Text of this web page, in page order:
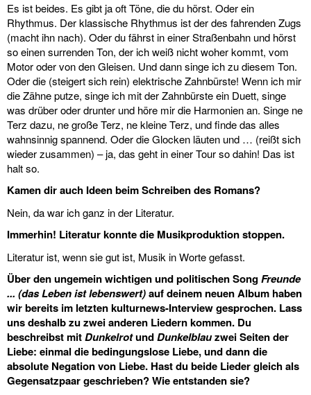
Es ist beides. Es gibt ja oft Töne, die du hörst. Oder ein
Rhythmus. Der klassische Rhythmus ist der des fahrenden Zugs
(macht ihn nach). Oder du fährst in einer Straßenbahn und hörst
so einen surrenden Ton, der ich weiß nicht woher kommt, vom
Motor oder von den Gleisen. Und dann singe ich zu diesem Ton.
Oder die (steigert sich rein) elektrische Zahnbürste! Wenn ich mir
die Zähne putze, singe ich mit der Zahnbürste ein Duett, singe
was drüber oder drunter und höre mir die Harmonien an. Singe ne
Terz dazu, ne große Terz, ne kleine Terz, und finde das alles
wahnsinnig spannend. Oder die Glocken läuten und … (reißt sich
wieder zusammen) – ja, das geht in einer Tour so dahin! Das ist
halt so.
Kamen dir auch Ideen beim Schreiben des Romans?
Nein, da war ich ganz in der Literatur.
Immerhin! Literatur konnte die Musikproduktion stoppen.
Literatur ist, wenn sie gut ist, Musik in Worte gefasst.
Über den ungemein wichtigen und politischen SongFreunde
... (das Leben ist lebenswert)auf deinem neuen Album haben
wir bereits im letzten kulturnews-Interview gesprochen. Lass
uns deshalb zu zwei anderen Liedern kommen. Du
beschreibst mitDunkelrotundDunkelblauzwei Seiten der
Liebe: einmal die bedingungslose Liebe, und dann die
absolute Negation von Liebe. Hast du beide Lieder gleich als
Gegensatzpaar geschrieben? Wie entstanden sie?